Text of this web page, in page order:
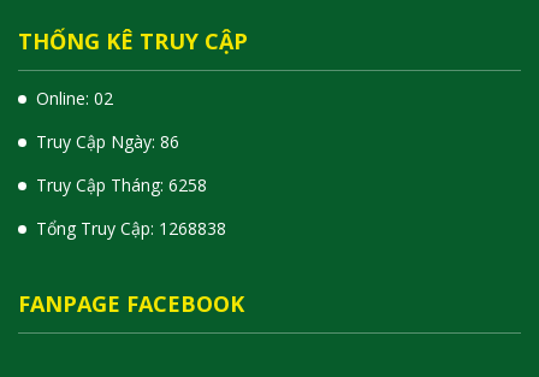
THỐNG KÊ TRUY CẬP
Online: 02
Truy Cập Ngày: 86
Truy Cập Tháng: 6258
Tổng Truy Cập: 1 268838
FANPAGE FACEBOOK